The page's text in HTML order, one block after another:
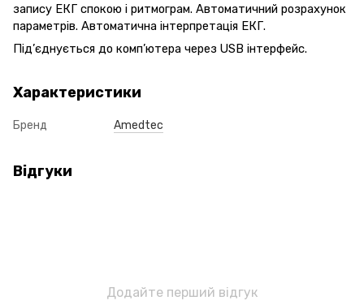
запису ЕКГ спокою і ритмограм. Автоматичний розрахунок
параметрів. Автоматична інтерпретація ЕКГ.
Під’єднується до комп’ютера через USB інтерфейс.
Характеристики
Бренд Amedtec
Відгуки
Додайте перший відгук